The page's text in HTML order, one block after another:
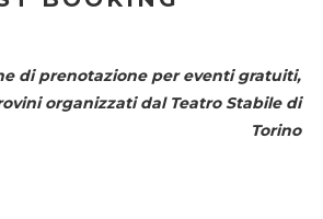
di prenotazione per eventi gratuiti,
organizzati dal Teatro Stabile di
Torino